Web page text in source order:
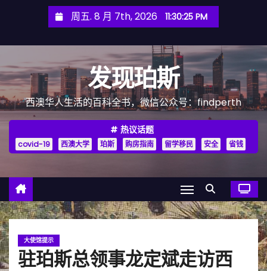
周五. 8 月 7th, 2026 11:30:27 PM
发现珀斯
西澳华人生活的百科全书，微信公众号：findperth
热议话题
covid-19 西澳大学 珀斯 购房指南 留学移民 安全 省钱
大使馆提示
驻珀斯总领事龙定斌走访西